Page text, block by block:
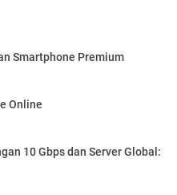
Smartphone Premium
Online
10 Gbps dan Server Global: